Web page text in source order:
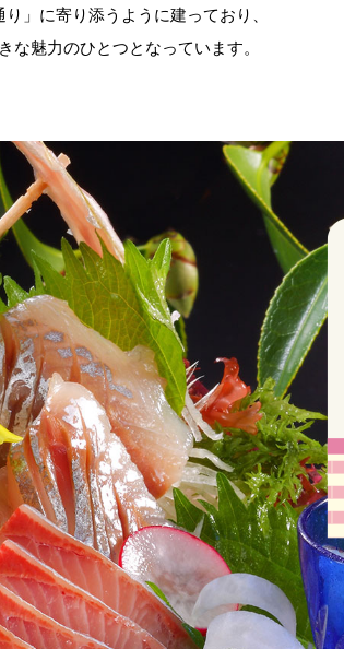
」に寄り添うように建っており、
な魅力のひとつとなっています。